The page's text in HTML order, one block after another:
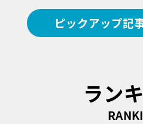
ピックアップ記
ラン